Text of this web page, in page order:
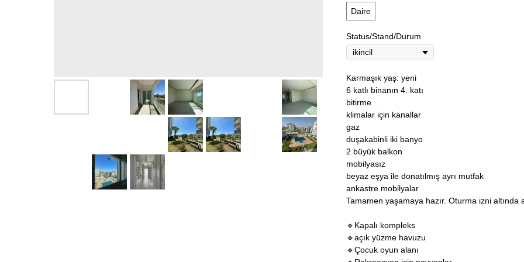
Daire
Status/Stand/Durum
Karmaşık yaş: yeni
6 katlı binanın 4. katı
bitirme
klimalar için kanallar
gaz
duşakabinli iki banyo
2 büyük balkon
mobilyasız
beyaz eşya ile donatılmış ayrı mutfak
ankastre mobi̇lyalar
Tamamen yaşamaya hazır. Oturma izni altında
🔹Kapalı kompleks
🔹açık yüzme havuzu
🔹Çocuk oyun alanı